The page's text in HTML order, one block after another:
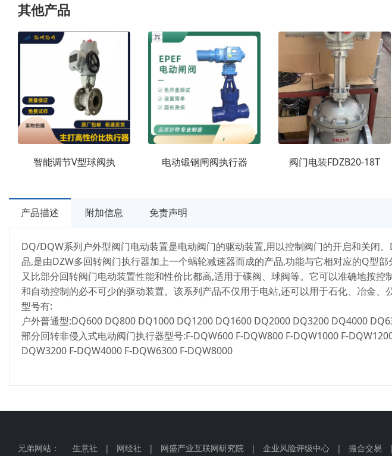
其他产品
智能调节V型球阀执 电动锻钢闸阀执行器 阀门电装FDZB20-18T
产品描述 附加信息 免责声明
DQ/DQW系列户外型阀门电动装置是电动阀门的驱动装置,用以控制阀门的开启和关闭
品,是由DZW多回转阀门执行器加上一个蜗轮减速器而成的产品,功能与它相对应的Q型
又比部分回转阀门电动装置性能和性价比都高,适用于碟阀、球阀等。它可以准确地按
和自动控制的必不可少的驱动装置。该系列产品不仅用于电站,还可以用于石化、冶金、
型号有:
户外普通型:DQ600 DQ800 DQ1000 DQ1200 DQ1600 DQ2000 DQ3200 DQ4000
部分回转非侵入式电动阀门执行器型号:F-DQW600 F-DQW800 F-DQW1000 F-
DQW3200 F-DQW4000 F-DQW6300 F-DQW8000
兄弟网站： 生意社 | 网经社 | 网盛产业互联网研究院 | 企业风险评级中心 | 撮合交易 |